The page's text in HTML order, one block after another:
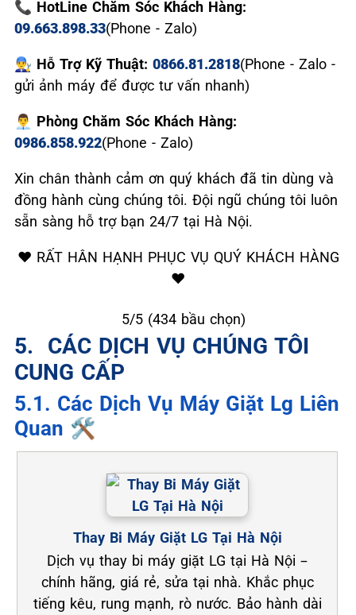
📞 HotLine Chăm Sóc Khách Hàng:
09.663.898.33(Phone - Zalo)
👨‍🔧 Hỗ Trợ Kỹ Thuật: 0866.81.2818(Phone - Zalo -
gửi ảnh máy để được tư vấn nhanh)
👨‍💼 Phòng Chăm Sóc Khách Hàng:
0986.858.922(Phone - Zalo)
Xin chân thành cảm ơn quý khách đã tin dùng và
đồng hành cùng chúng tôi. Đội ngũ chúng tôi luôn
sẵn sàng hỗ trợ bạn 24/7 tại Hà Nội.
❤️ RẤT HÂN HẠNH PHỤC VỤ QUÝ KHÁCH HÀNG
❤️
5/5 (434 bầu chọn)
5. ️ CÁC DỊCH VỤ CHÚNG TÔI
CUNG CẤP
5.1. Các Dịch Vụ Máy Giặt Lg Liên
Quan 🛠️
Thay Bi Máy Giặt LG Tại Hà Nội
Dịch vụ thay bi máy giặt LG tại Hà Nội –
chính hãng, giá rẻ, sửa tại nhà. Khắc phục
tiếng kêu, rung mạnh, rò nước. Bảo hành dài